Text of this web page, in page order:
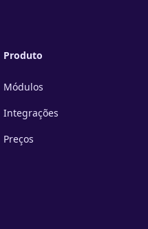
Produto
Módulos
Integrações
Preços